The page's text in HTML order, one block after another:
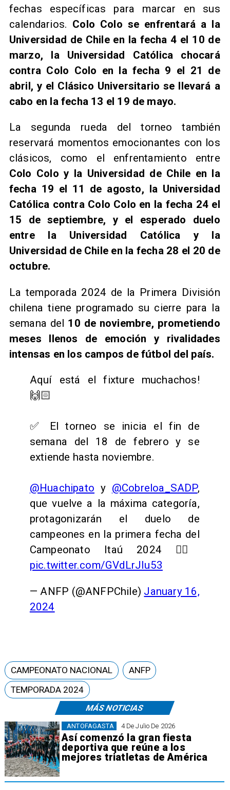
fechas específicas para marcar en sus
calendarios. Colo Colo se enfrentará a la
Universidad de Chile en la fecha 4 el 10 de
marzo, la Universidad Católica chocará
contra Colo Colo en la fecha 9 el 21 de
abril, y el Clásico Universitario se llevará a
cabo en la fecha 13 el 19 de mayo.
La segunda rueda del torneo también
reservará momentos emocionantes con los
clásicos, como el enfrentamiento entre
Colo Colo y la Universidad de Chile en la
fecha 19 el 11 de agosto, la Universidad
Católica contra Colo Colo en la fecha 24 el
15 de septiembre, y el esperado duelo
entre la Universidad Católica y la
Universidad de Chile en la fecha 28 el 20 de
octubre.
La temporada 2024 de la Primera División
chilena tiene programado su cierre para la
semana del 10 de noviembre, prometiendo
meses llenos de emoción y rivalidades
intensas en los campos de fútbol del país.
Aquí está el fixture muchachos!
🙌🏻
✅ El torneo se inicia el fin de
semana del 18 de febrero y se
extiende hasta noviembre.
@Huachipato y @Cobreloa_SADP,
que vuelve a la máxima categoría,
protagonizarán el duelo de
campeones en la primera fecha del
Campeonato Itaú 2024 👇🏼
pic.twitter.com/GVdLrJIu53
— ANFP (@ANFPChile) January 16,
2024
MÁS NOTICIAS
4 De Julio De 2026
Así comenzó la gran fiesta
deportiva que reúne a los
mejores triatletas de América
ANTOFAGASTA
CAMPEONATO NACIONAL
ANFP
TEMPORADA 2024